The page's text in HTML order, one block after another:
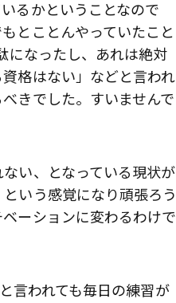
るかということなので
とことんやっていたこと
になったし、あれは絶対
格はない」などと言われ
きでした。すいませんで
い、となっている現状が
いう感覚になり頑張ろう
ーションに変わるわけで
言われても毎日の練習が